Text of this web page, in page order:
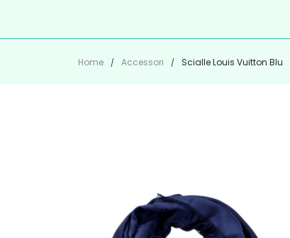
Home Accessori Scialle Louis Vuitton Blu